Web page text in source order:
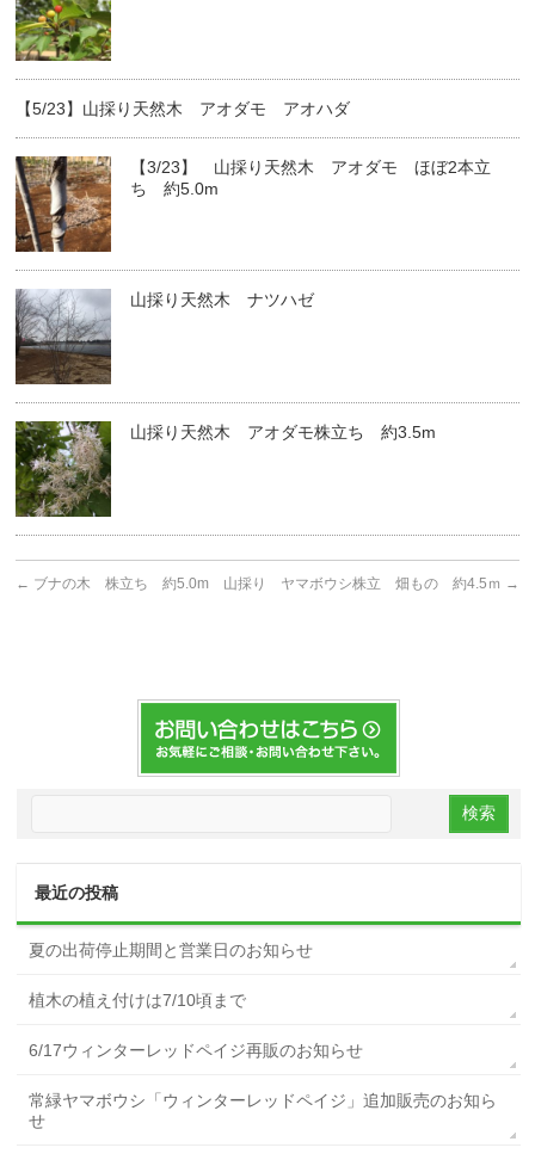
【5/23】山採り天然木 アオダモ アオハダ
【3/23】 山採り天然木 アオダモ ほぼ2本立
ち 約5.0m
山採り天然木 ナツハゼ
山採り天然木 アオダモ株立ち 約3.5m
← ブナの木 株立ち 約5.0m 山採り ヤマボウシ株立 畑もの 約4.5ｍ →
最近の投稿
夏の出荷停止期間と営業日のお知らせ
植木の植え付けは7/10頃まで
6/17ウィンターレッドペイジ再販のお知らせ
常緑ヤマボウシ「ウィンターレッドペイジ」追加販売のお知ら
せ